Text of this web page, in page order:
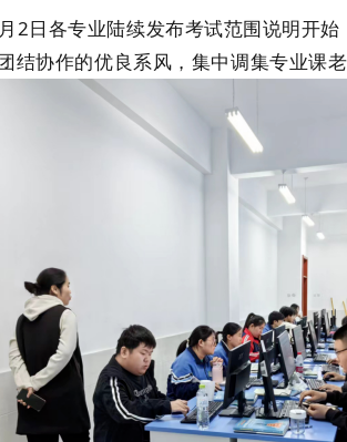
2日各专业陆续发布考试范围说明开
结协作的优良系风，集中调集专业课